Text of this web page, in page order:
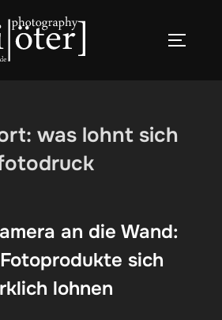
was lohnt sich
an die Wand:
sich
lohnen